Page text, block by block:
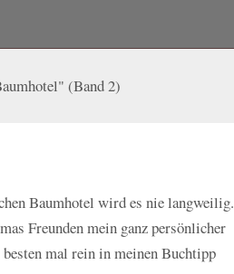
(Band 2)
Baumhotel wird es nie langweilig.
Freunden mein ganz persönlicher
mal rein in meinen Buchtipp